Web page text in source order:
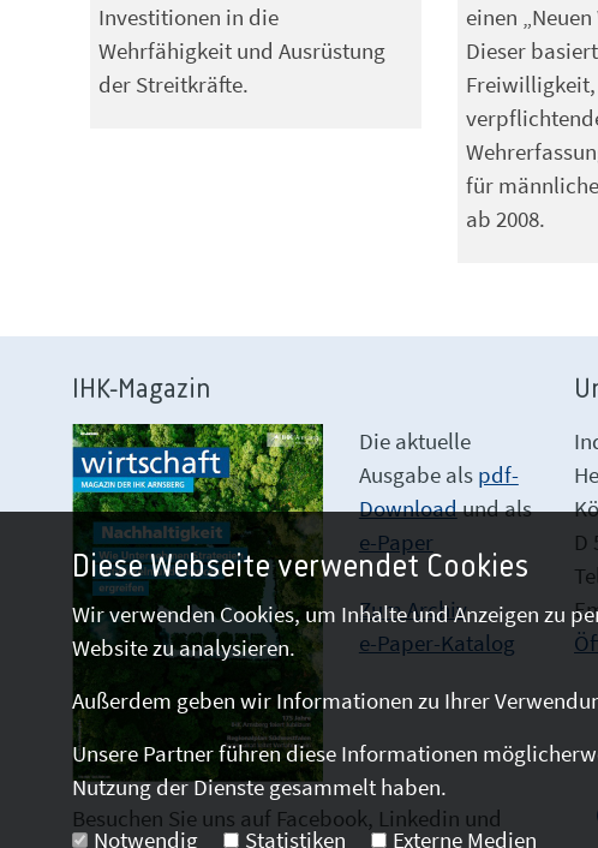
Investitionen in die
Wehrfähigkeit und Ausrüstung
der Streitkräfte.
einen
Dieser
für
ab 2008.
IHK-Magazin
Die aktuelle
Ausgabe als pdf-
Downloadund als
e-Paper
Zum Archiv
e-Paper-Katalog
D
Besuchen Sie uns auf Facebook, Linkedin und
Diese Webseite verwendet Cookies
Wir verwenden Cookies, um Inhalte und Anzeigen zu
Website zu analysieren.
Außerdem geben wir Informationen zu Ihrer
Unsere Partner führen diese Informationen
Nutzung der Dienste gesammelt haben.
Notwendig
Statistiken Externe Medien